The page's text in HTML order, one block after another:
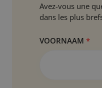
Avez-vous une
dans les plus
E
VOORNAAM *